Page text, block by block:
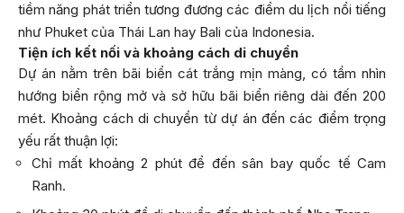
tiềm năng phát triển tương đương các điểm du lịch nổi tiếng
như Phuket của Thái Lan hay Bali của Indonesia.
Tiện ích kết nối và khoảng cách di chuyển
Dự án nằm trên bãi biển cát trắng mịn màng, có tầm nhìn
hướng biển rộng mở và sở hữu bãi biển riêng dài đến 200
mét. Khoảng cách di chuyển từ dự án đến các điểm trọng
yếu rất thuận lợi:
Chỉ mất khoảng 2 phút để đến sân bay quốc tế Cam
Ranh.